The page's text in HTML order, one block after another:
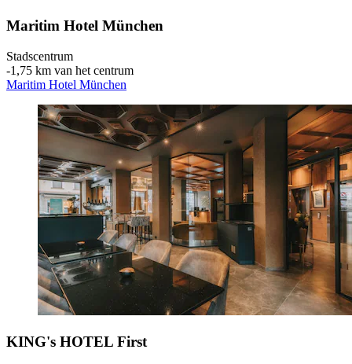
Maritim Hotel München
Stadscentrum
‐1,75 km van het centrum
Maritim Hotel München
KING's HOTEL First